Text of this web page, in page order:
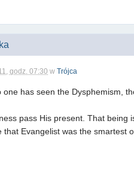
godz. 07:30 wTrójca
has seen the Dysphemism,
pass His present. That
Evangelist was the smartest